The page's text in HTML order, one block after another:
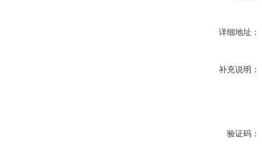
详细地址：
补充说明：
验证码：